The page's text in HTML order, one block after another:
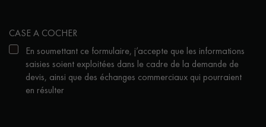
CASE A COCHER
En soumettant ce formulaire, j’accepte que les informations
saisies soient exploitées dans le cadre de la demande de
devis, ainsi que des échanges commerciaux qui pourraient
en résulter